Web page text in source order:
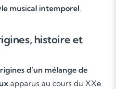
musical intemporel.
histoire et
d’un mélange de
apparus au cours du XXe